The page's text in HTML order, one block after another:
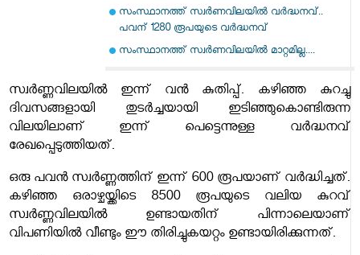
സംസ്ഥാനത്ത് സ്വര്‍ണവിലയിൽ വർദ്ധനവ്..
പവന് 1280 രൂപയുടെ വർദ്ധനവ്
സംസ്ഥാനത്ത് സ്വര്‍ണവിലയില്‍ മാറ്റമില്ല....
സ്വർണ്ണവിലയിൽ ഇന്ന് വൻ കുതിപ്പ്. കഴിഞ്ഞ കുറച്ചു
ദിവസങ്ങളായി തുടർച്ചയായി ഇടിഞ്ഞുകൊണ്ടിരുന്ന
വിലയിലാണ് ഇന്ന് പെട്ടെന്നുള്ള വർദ്ധനവ്
രേഖപ്പെടുത്തിയത്.
ഒരു പവൻ സ്വർണ്ണത്തിന് ഇന്ന് 600 രൂപയാണ് വർദ്ധിച്ചത്.
കഴിഞ്ഞ ഒരാഴ്ചയ്ക്കിടെ 8500 രൂപയുടെ വലിയ കുറവ്
സ്വർണ്ണവിലയിൽ ഉണ്ടായതിന് പിന്നാലെയാണ്
വിപണിയിൽ വീണ്ടും ഈ തിരിച്ചുകയറ്റം ഉണ്ടായിരിക്കുന്നത്.